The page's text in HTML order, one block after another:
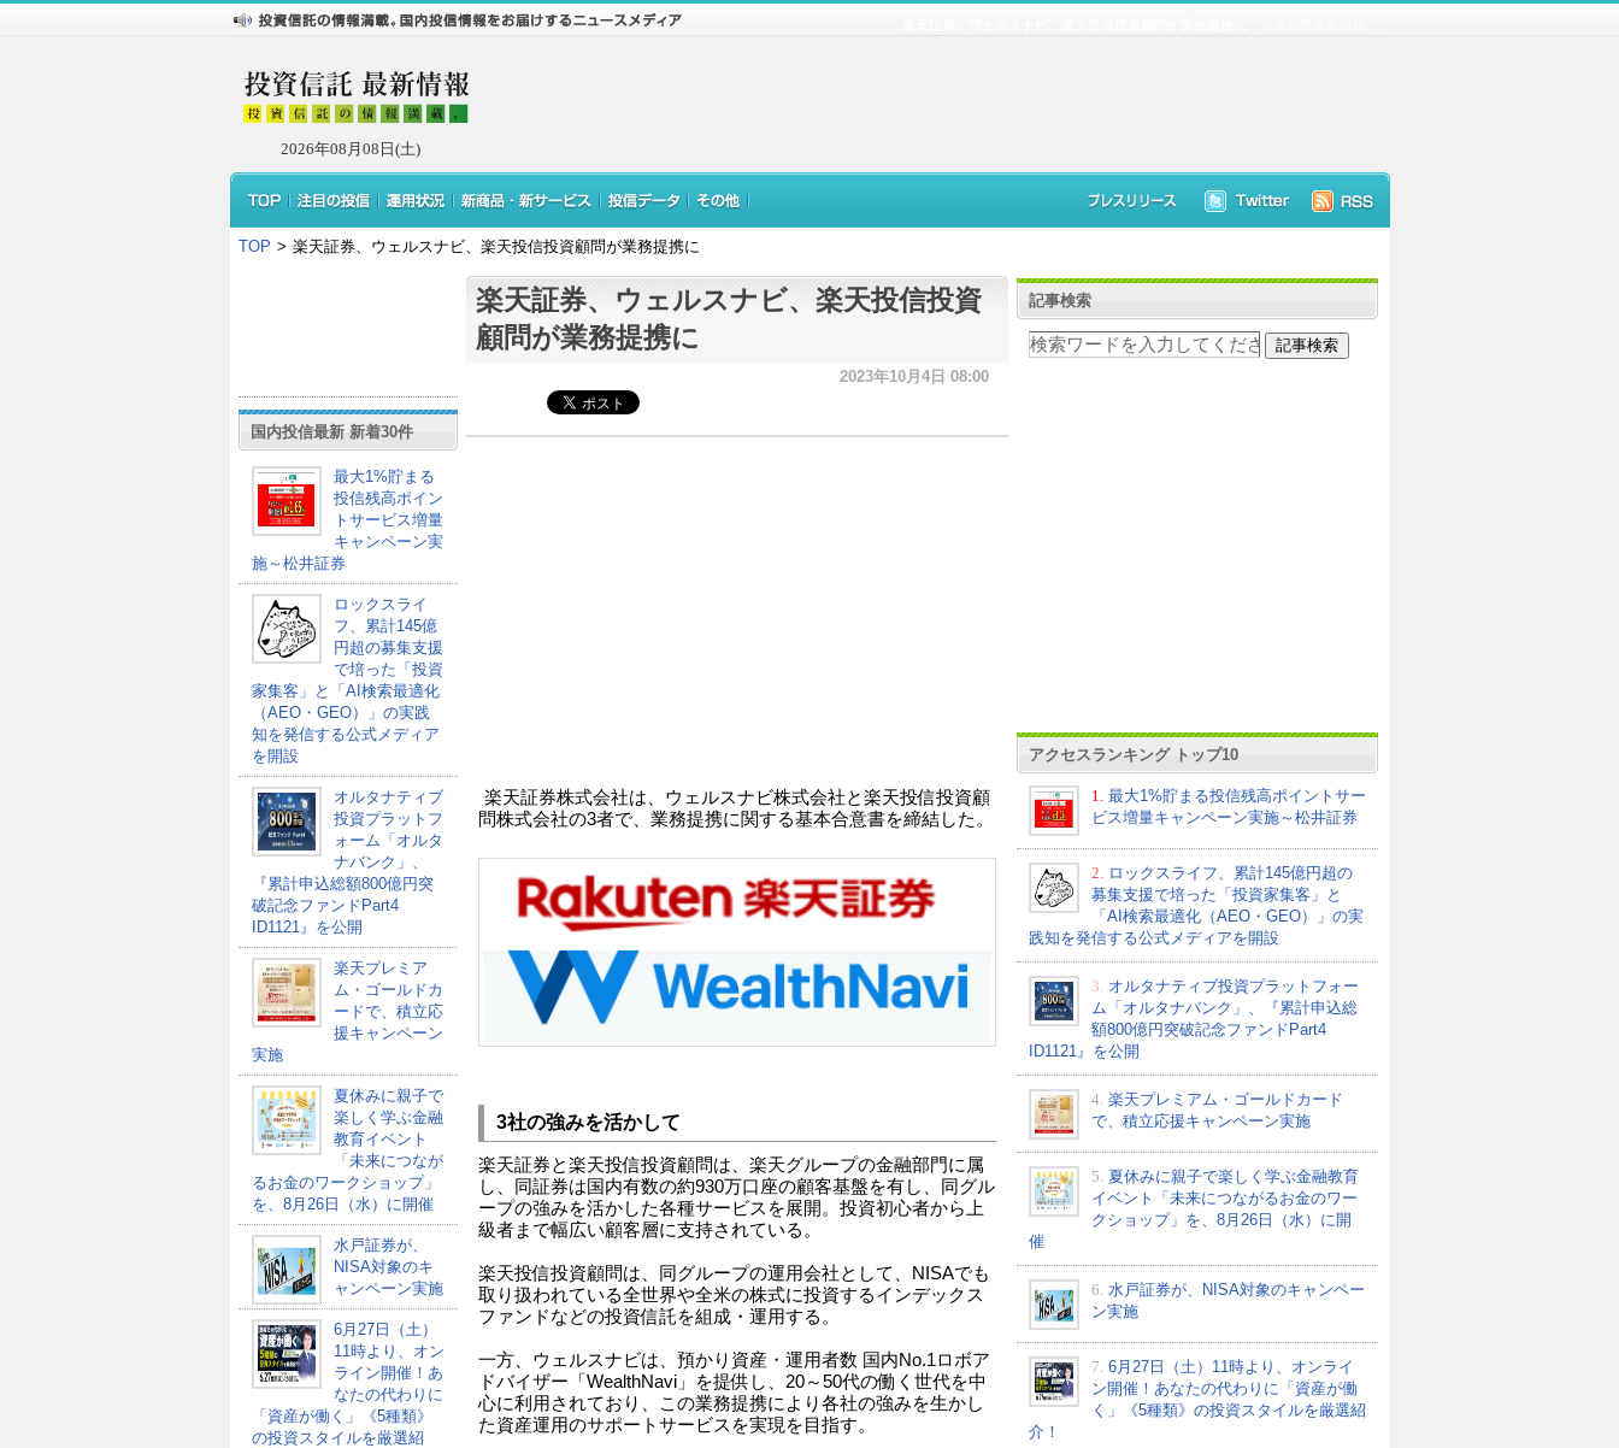
2026年08月08日(土)
TOP > 楽天証券、ウェルスナビ、楽天投信投資顧問が業務提携に
国内投信最新 新着30件
最大1%貯まる
投信残高ポイン
トサービス増量
キャンペーン実
施～松井証券
ロックスライ
フ、累計145億
円超の募集支援
で培った「投資
家集客」と「AI検索最適化
（AEO・GEO）」の実践
知を発信する公式メディア
を開設
オルタナティブ
投資プラットフ
ォーム「オルタ
ナバンク」、
『累計申込総額800億円突
破記念ファンドPart4
ID1121』を公開
楽天プレミア
ム・ゴールドカ
ードで、積立応
援キャンペーン
実施
夏休みに親子で
楽しく学ぶ金融
教育イベント
「未来につなが
るお金のワークショップ」
を、8月26日（水）に開催
水戸証券が、
NISA対象のキ
ャンペーン実施
6月27日（土）
11時より、オン
ライン開催！あ
なたの代わりに
「資産が働く」《5種類》
の投資スタイルを厳選紹
楽天証券、ウェルスナビ、楽天投信投資
顧問が業務提携に
2023年10月4日 08:00
楽天証券株式会社は、ウェルスナビ株式会社と楽天投信投資顧
問株式会社の3者で、業務提携に関する基本合意書を締結した。
3社の強みを活かして
楽天証券と楽天投信投資顧問は、楽天グループの金融部門に属
し、同証券は国内有数の約930万口座の顧客基盤を有し、同グル
ープの強みを活かした各種サービスを展開。投資初心者から上
級者まで幅広い顧客層に支持されている。
楽天投信投資顧問は、同グループの運用会社として、NISAでも
取り扱われている全世界や全米の株式に投資するインデックス
ファンドなどの投資信託を組成・運用する。
一方、ウェルスナビは、預かり資産・運用者数 国内No.1ロボア
ドバイザー「WealthNavi」を提供し、20～50代の働く世代を中
心に利用されており、この業務提携により各社の強みを生かし
た資産運用のサポートサービスを実現を目指す。
記事検索
アクセスランキング トップ10
1.
最大1%貯まる投信残高ポイントサー
ビス増量キャンペーン実施～松井証券
2.
ロックスライフ、累計145億円超の
募集支援で培った「投資家集客」と
「AI検索最適化（AEO・GEO）」の実
践知を発信する公式メディアを開設
3. オルタナティブ投資プラットフォー
ム「オルタナバンク」、『累計申込総
額800億円突破記念ファンドPart4
ID1121』を公開
4. 楽天プレミアム・ゴールドカード
で、積立応援キャンペーン実施
5. 夏休みに親子で楽しく学ぶ金融教育
イベント「未来につながるお金のワー
クショップ」を、8月26日（水）に開
催
6. 水戸証券が、NISA対象のキャンペー
ン実施
7. 6月27日（土）11時より、オンライ
ン開催！あなたの代わりに「資産が働
く」《5種類》の投資スタイルを厳選紹
介！